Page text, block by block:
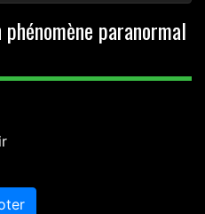
paranormal